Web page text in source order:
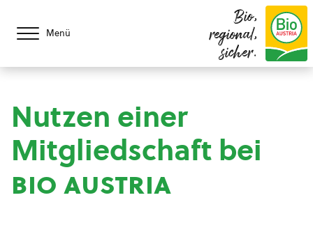
Menü
Bio,
regional,
sicher.
Nutzen einer
Mitgliedschaft bei
bio austria